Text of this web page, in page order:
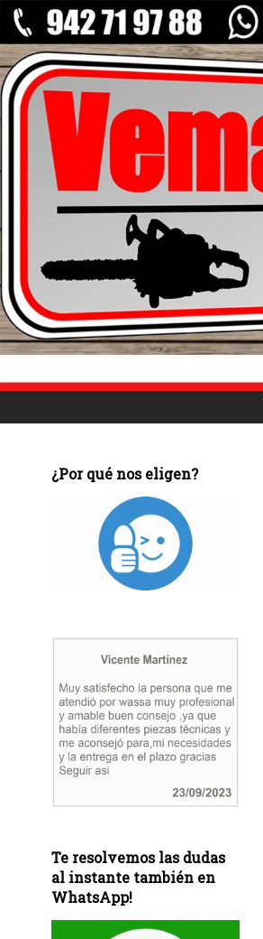
¿Por qué nos eligen?
Te resolvemos las dudas
al instante también en
WhatsApp!